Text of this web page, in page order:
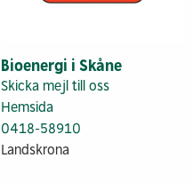
Bioenergi i Skåne
Skicka mejl till oss
Hemsida
0418-58910
Landskrona